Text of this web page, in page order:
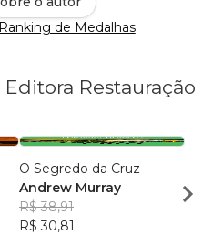
de Medalhas
Restauração
O Segredo da Cruz
Andrew Murray
R$ 38,91
R$ 30,81
R$